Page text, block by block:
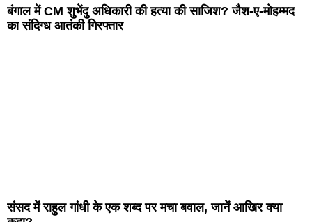
बंगाल में CM शुभेंदु अधिकारी की हत्या की साजिश? जैश-ए-मोहम्मद
का संदिग्ध आतंकी गिरफ्तार
संसद में राहुल गांधी के एक शब्द पर मचा बवाल, जानें आखिर क्या